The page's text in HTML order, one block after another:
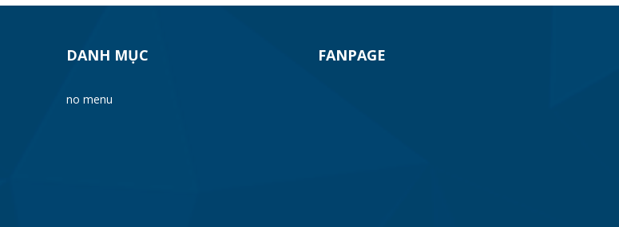
DANH MỤC
no menu
FANPAGE